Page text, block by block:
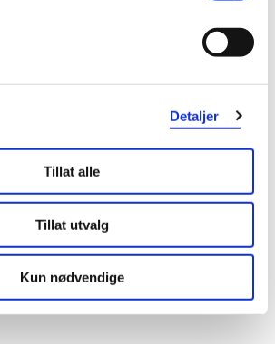
Detaljer
Tillat alle
Tillat utvalg
Kun nødvendige
0
Vurdert av 5 kunder